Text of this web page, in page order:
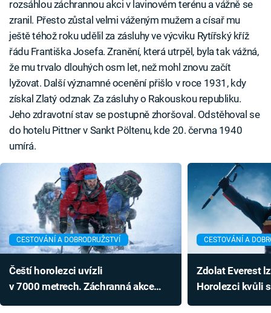
rozsáhlou záchrannou akci v lavinovém terénu a vážně se
zranil. Přesto zůstal velmi váženým mužem a císař mu
ještě téhož roku udělil za zásluhy ve výcviku Rytířský kříž
řádu Františka Josefa. Zranění, která utrpěl, byla tak vážná,
že mu trvalo dlouhých osm let, než mohl znovu začít
lyžovat. Další významné ocenění přišlo v roce 1931, kdy
získal Zlatý odznak Za zásluhy o Rakouskou republiku.
Jeho zdravotní stav se postupně zhoršoval. Odstěhoval se
do hotelu Pittner v Sankt Pöltenu, kde 20. června 1940
umírá.
CESTOVÁNÍ A DOBRODRUŽSTVÍ
Čeští horolezci uvízli
v 7000 metrech. Záchranná akce
CESTOVÁNÍ A
Zdolat Everest
Horolezci kvůli